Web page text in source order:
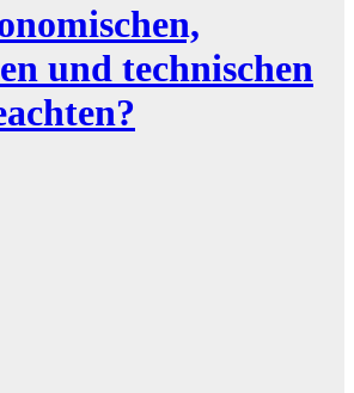
und technischen